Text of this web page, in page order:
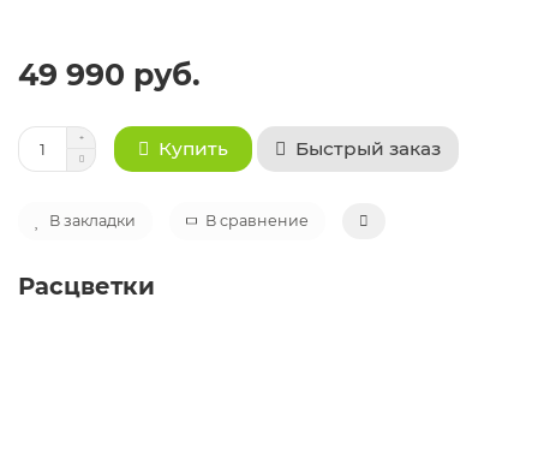
49 990 руб.
Купить Быстрый заказ
В закладки В сравнение
Расцветки